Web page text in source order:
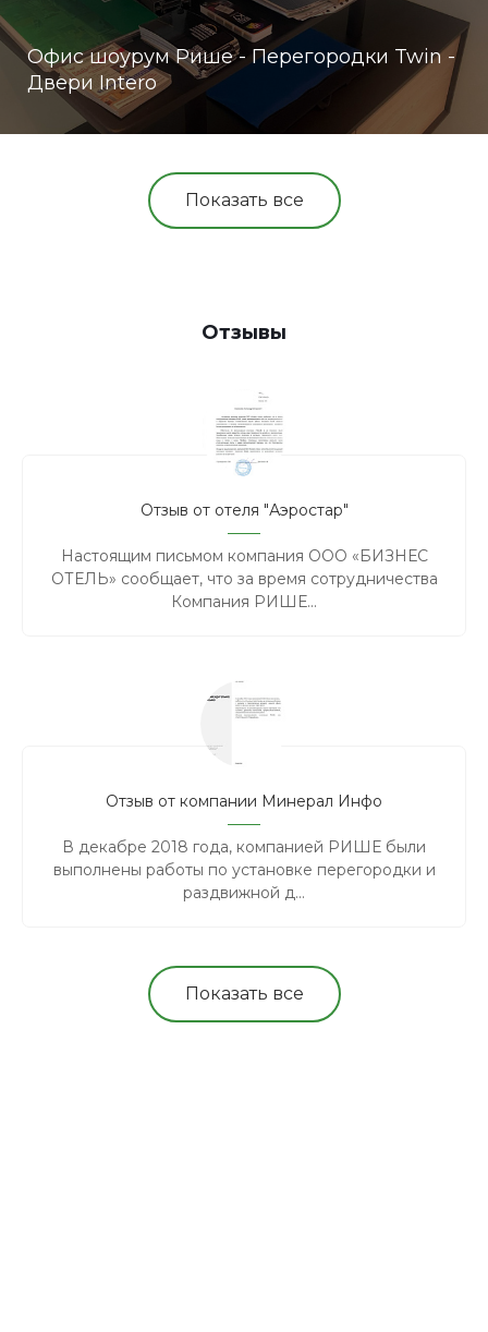
Офис шоурум Рише - Перегородки Twin -
Двери Intero
Показать все
Отзывы
Отзыв от отеля "Аэростар"
Настоящим письмом компания ООО «БИЗНЕС
ОТЕЛЬ» сообщает, что за время сотрудничества
Компания РИШЕ...
Отзыв от компании Минерал Инфо
В декабре 2018 года, компанией РИШЕ были
выполнены работы по установке перегородки и
раздвижной д...
Показать все